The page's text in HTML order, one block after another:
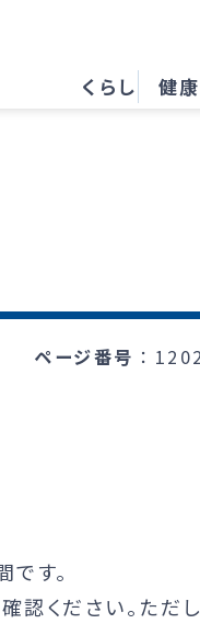
くらし 健
ページ番号
す。
ください。ただ